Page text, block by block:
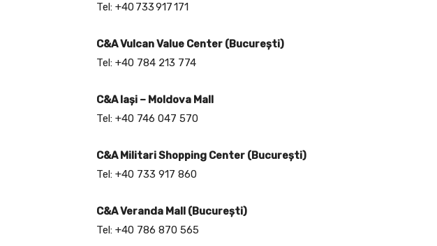
Tel: +40 733 917 171
C&A Vulcan Value Center (București)
Tel: +40 784 213 774
C&A Iași – Moldova Mall
Tel: +40 746 047 570
C&A Militari Shopping Center (București)
Tel: +40 733 917 860
C&A Veranda Mall (București)
Tel: +40 786 870 565